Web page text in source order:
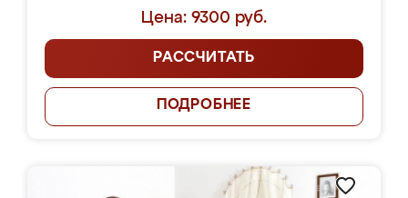
Цена: 9300 руб.
РАССЧИТАТЬ
ПОДРОБНЕЕ